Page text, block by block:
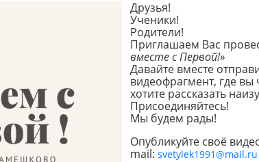
Друзья!
Ученики!
Родители!
Приглашаем Вас
вместе с Первой!»
Давайте вместе
видеофрагмент, где
хотите рассказать
Присоединяйтесь!
Мы будем рады!
Опубликуйте своё
mail: svetylek1991@mail.ru